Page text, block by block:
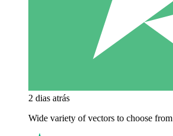
2 dias atrás
Wide variety of vectors to choose from